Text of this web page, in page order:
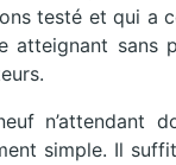
testé et qui a
atteignant sans
n’attendant
simple. Il